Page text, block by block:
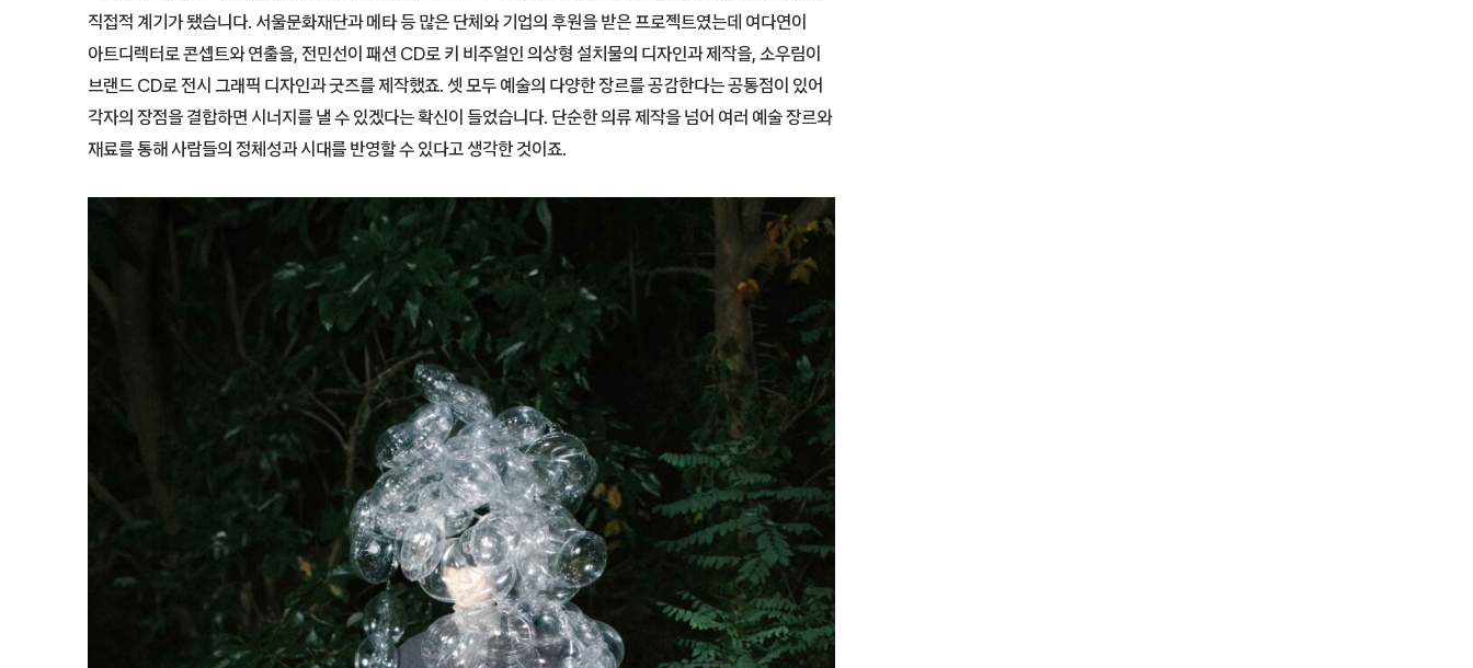
직접적 계기가 됐습니다. 서울문화재단과 메타 등 많은 단체와 기업의 후원을 받은 프로젝트였는데 여다연이
아트디렉터로 콘셉트와 연출을, 전민선이 패션 CD로 키 비주얼인 의상형 설치물의 디자인과 제작을, 소우림이
브랜드 CD로 전시 그래픽 디자인과 굿즈를 제작했죠. 셋 모두 예술의 다양한 장르를 공감한다는 공통점이 있어
각자의 장점을 결합하면 시너지를 낼 수 있겠다는 확신이 들었습니다. 단순한 의류 제작을 넘어 여러 예술 장르와
재료를 통해 사람들의 정체성과 시대를 반영할 수 있다고 생각한 것이죠.